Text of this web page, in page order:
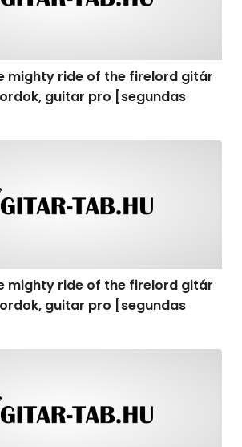
mighty ride of the firelord gitár
guitar pro [segundas
mighty ride of the firelord gitár
guitar pro [segundas